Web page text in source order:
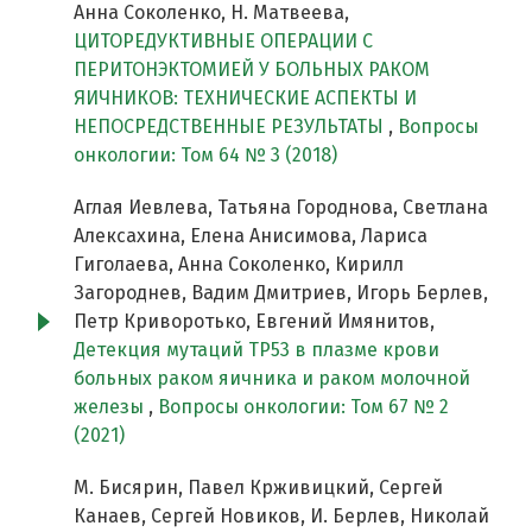
Анна Соколенко, Н. Матвеева,
ЦИТОРЕДУКТИВНЫЕ ОПЕРАЦИИ С
ПЕРИТОНЭКТОМИЕЙ У БОЛЬНЫХ РАКОМ
ЯИЧНИКОВ: ТЕХНИЧЕСКИЕ АСПЕКТЫ И
НЕПОСРЕДСТВЕННЫЕ РЕЗУЛЬТАТЫ , Вопросы
онкологии: Том 64 № 3 (2018)
Аглая Иевлева, Татьяна Городнова, Светлана
Алексахина, Елена Анисимова, Лариса
Гиголаева, Анна Соколенко, Кирилл
Загороднев, Вадим Дмитриев, Игорь Берлев,
Петр Криворотько, Евгений Имянитов,
Детекция мутаций TP53 в плазме крови
больных раком яичника и раком молочной
железы , Вопросы онкологии: Том 67 № 2
(2021)
М. Бисярин, Павел Крживицкий, Сергей
Канаев, Сергей Новиков, И. Берлев, Николай